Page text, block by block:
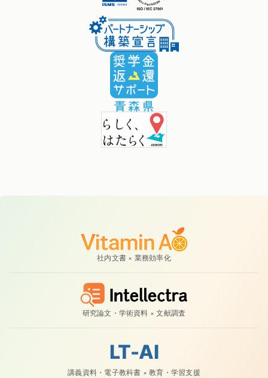
社内文書 × 業務効率化
研究論文・学術資料 × 文献調査
LT-AI
講義資料・電子教科書 × 教育・学習支援